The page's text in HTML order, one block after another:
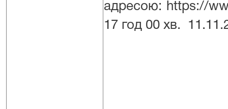
адресою: https://
17 год 00 хв.